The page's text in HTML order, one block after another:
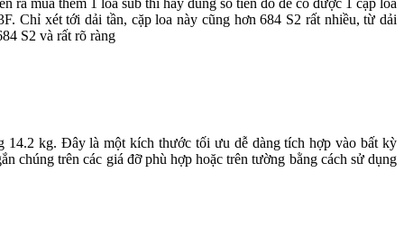
Chỉ xét tới dải tần, cặp loa này cũng hơn 684 S2 rất nhiều, từ dải
S2 và rất rõ ràng
14.2 kg. Đây là một kích thước tối ưu dễ dàng tích hợp vào bất kỳ
chúng trên các giá đỡ phù hợp hoặc trên tường bằng cách sử dụng